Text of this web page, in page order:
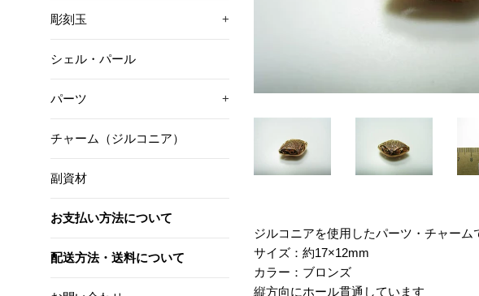
彫刻玉 +
シェル・パール
パーツ +
チャーム（ジルコニア）
副資材
お支払い方法について
配送方法・送料について
ジルコニアを使用したパーツ・チャーム
サイズ：約17×12mm
カラー：ブロンズ
縦方向にホール貫通しています